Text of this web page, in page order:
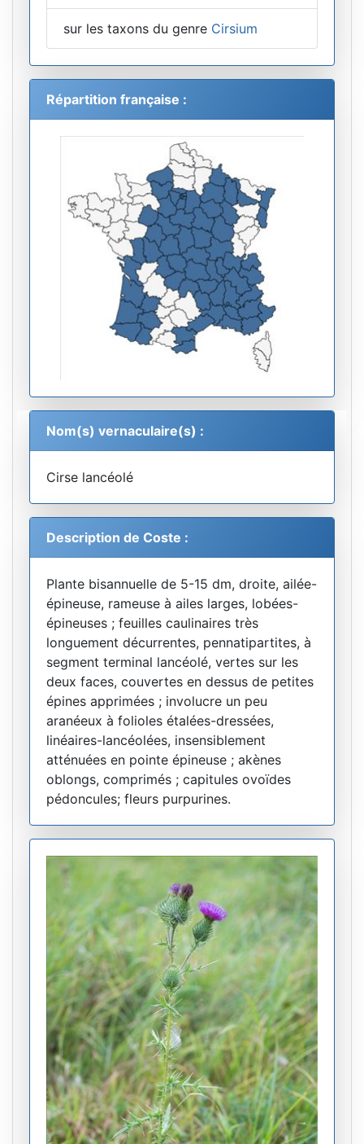
sur les taxons du genre Cirsium
Répartition française :
Nom(s) vernaculaire(s) :
Cirse lancéolé
Description de Coste :
Plante bisannuelle de 5-15 dm, droite, ailée-
épineuse, rameuse à ailes larges, lobées-
épineuses ; feuilles caulinaires très
longuement décurrentes, pennatipartites, à
segment terminal lancéolé, vertes sur les
deux faces, couvertes en dessus de petites
épines apprimées ; involucre un peu
aranéeux à folioles étalées-dressées,
linéaires-lancéolées, insensiblement
atténuées en pointe épineuse ; akènes
oblongs, comprimés ; capitules ovoïdes
pédoncules; fleurs purpurines.